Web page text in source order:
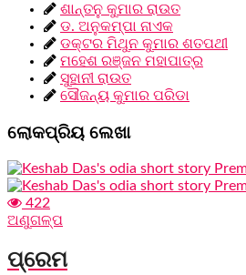
ଶାନ୍ତନୁ କୁମାର ରାଉତ
ଡ. ଅନୁକମ୍ପା ନାଏକ
ଡକ୍ଟର ମିଥୁନ କୁମାର ଶତପଥୀ
ମହେଶ ରଞ୍ଜନ ମହାପାତ୍ର
ସୁହାନୀ ରାଉତ
ସୌଜନ୍ୟ କୁମାର ପରିଡା
ଲୋକପ୍ରିୟ ଲେଖା
422
ଅଣୁଗଳ୍ପ
ପ୍ରେମ